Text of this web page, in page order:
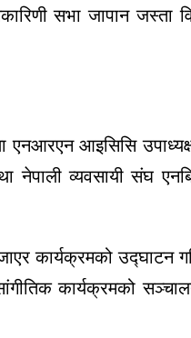
सभा जापान
आइसिसि
व्यवसायी संघ
कार्यक्रमको
कार्यक्रमको